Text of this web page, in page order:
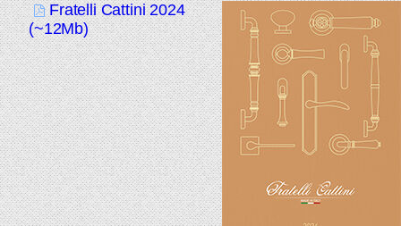
Fratelli Cattini 2024
(~12Mb)